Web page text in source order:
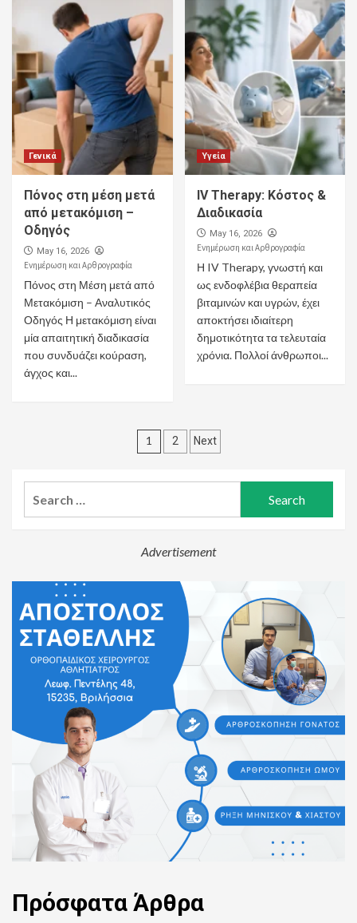
Γενικά
Πόνος στη μέση μετά
από μετακόμιση –
Οδηγός
May 16, 2026
Ενημέρωση και Αρθρογραφία
Πόνος στη Μέση μετά από
Μετακόμιση – Αναλυτικός
Οδηγός Η μετακόμιση είναι
μία απαιτητική διαδικασία
που συνδυάζει κούραση,
άγχος και...
Υγεία
IV Therapy: Κόστος &
Διαδικασία
May 16, 2026
Ενημέρωση και Αρθρογραφία
Η IV Therapy, γνωστή και
ως ενδοφλέβια θεραπεία
βιταμινών και υγρών, έχει
αποκτήσει ιδιαίτερη
δημοτικότητα τα τελευταία
χρόνια. Πολλοί άνθρωποι...
Posts
1 2 Next
Advertisement
Πρόσφατα Άρθρα